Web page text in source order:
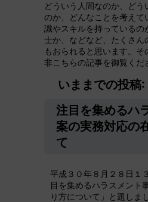
どういう人間なのか、どう
のか、どんなことを考えて
識やスキルを持っているの
士か、などなど、たくさん
もおられると思います。
非こちらの記事を御覧くだ
いままでの投稿
注目を集めるハ
案の実務対応の
て
平成３０年８月２８日１
目を集めるハラスメント
り方について」と題しま